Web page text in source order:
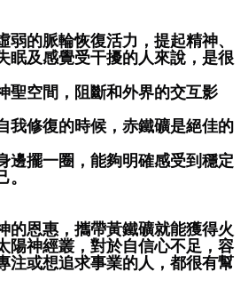
弱的脈輪恢復活力，提起精神、
眠及感覺受干擾的人來說，是很
聖空間，阻斷和外界的交互影
我修復的時候，赤鐵礦是絕佳的
邊擺一圈，能夠明確感受到穩定
的恩惠，攜帶黃鐵礦就能獲得火
陽神經叢，對於自信心不足，容
注或想追求事業的人，都很有幫